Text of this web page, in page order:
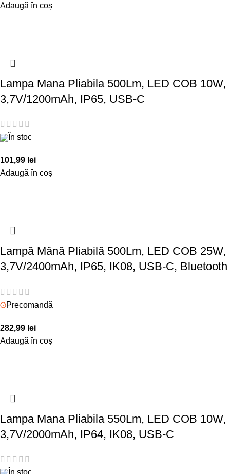
Adaugă în coș
Lampa Mana Pliabila 500Lm, LED COB 10W,
3,7V/1200mAh, IP65, USB-C
În stoc
101,99 lei
Adaugă în coș
Lampă Mână Pliabilă 500Lm, LED COB 25W,
3,7V/2400mAh, IP65, IK08, USB-C, Bluetooth
Precomandă
282,99 lei
Adaugă în coș
Lampa Mana Pliabila 550Lm, LED COB 10W,
3,7V/2000mAh, IP64, IK08, USB-C
În stoc